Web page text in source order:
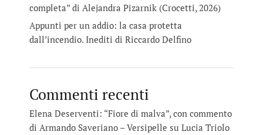
completa” di Alejandra Pizarnik (Crocetti, 2026)
Appunti per un addio: la casa protetta
dall’incendio. Inediti di Riccardo Delfino
Commenti recenti
Elena Deserventi: “Fiore di malva”, con commento
di Armando Saveriano – Versipelle su Lucia Triolo